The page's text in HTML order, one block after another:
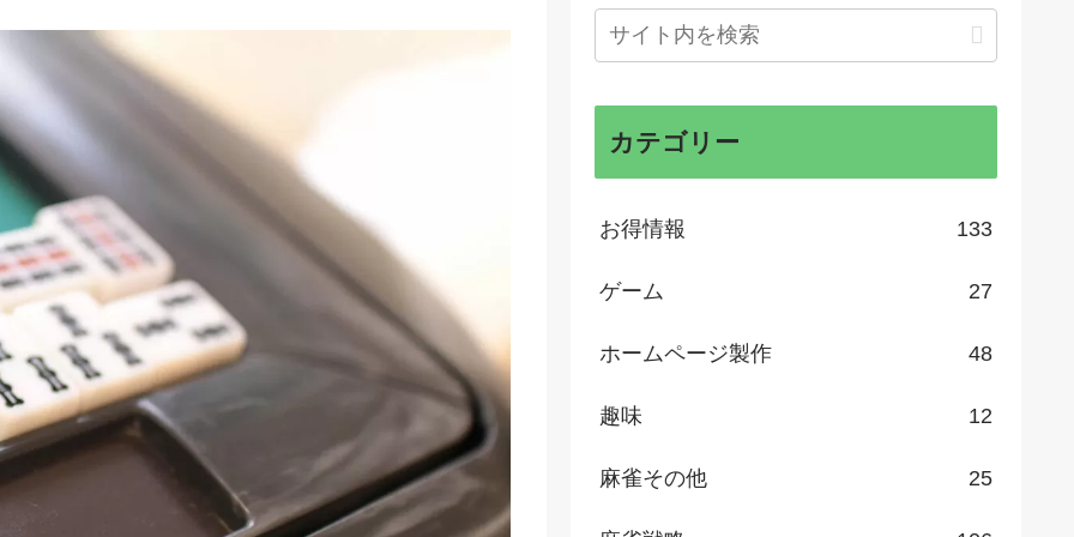
カテゴリー
お得情報 133
ゲーム 27
ホームページ製作 48
趣味 12
麻雀その他 25